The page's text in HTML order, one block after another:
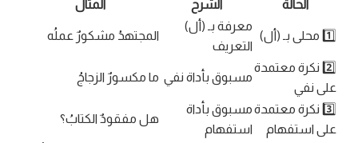
الحالة الشرح المثال
1️⃣ محلى بـ (أل)
معرفة بـ (أل)
التعريف
المجتهدُ مشكورٌ عملُه
2️⃣ نكرة معتمدة
على نفي
مسبوق بأداة نفي ما مكسورٌ الزجاجُ
3️⃣ نكرة معتمدة
على استفهام
مسبوق بأداة
استفهام
هل مفقودٌ الكتابُ؟